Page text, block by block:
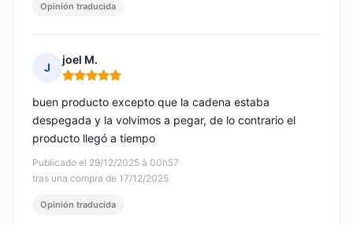
Opinión traducida
J
joel M.
Nota: 5 de 5
Publicado el 29/12/2025 à 00h57
tras una compra de 17/12/2025
buen producto excepto que la cadena estaba
despegada y la volvimos a pegar, de lo contrario el
producto llegó a tiempo
Opinión traducida